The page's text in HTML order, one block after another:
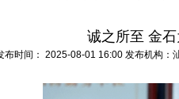
议书
我们应该...
试鸣！
诚之所至 金
布时间： 2025-08-01 16:00 发布机构：